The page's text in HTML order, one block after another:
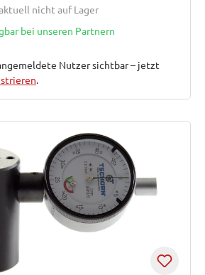
nicht auf Lager
bei unseren Partnern
Nutzer sichtbar – jetzt
.